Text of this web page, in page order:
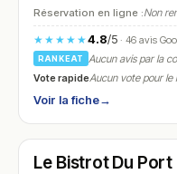
Réservation en ligne :Non
★★★★★4.8/5· 46 avis
RANKEAT
Aucun avis par la
Vote rapideAucun vote pour le
Voir la fiche→
N° 21
Le Bistrot Du Port